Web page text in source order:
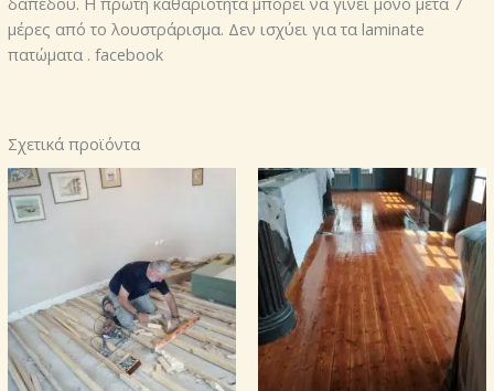
μέρες από το λουστράρισμα. Δεν ισχύει για τα laminate
πατώματα . facebook
Σχετικά προϊόντα